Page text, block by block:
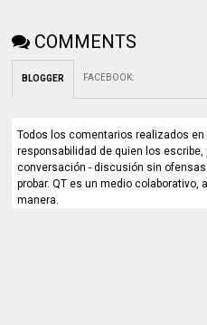
COMMENTS
BLOGGER FACEBOOK:
Todos los comentarios realizados
responsabilidad de quien los
conversación - discusión sin
probar. QT es un medio colaborativo,
manera.